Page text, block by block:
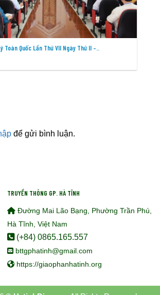
Toàn Quốc Lần Thứ VII Ngày Thứ II –..
để gửi bình luận.
TRUYỀN THÔNG GP. HÀ TĨNH
Đường Mai Lão Bạng, Phường Trần Phú,
Hà Tĩnh, Việt Nam
(+84) 0865.165.557
bttgphatinh@gmail.com
https://giaophanhatinh.org